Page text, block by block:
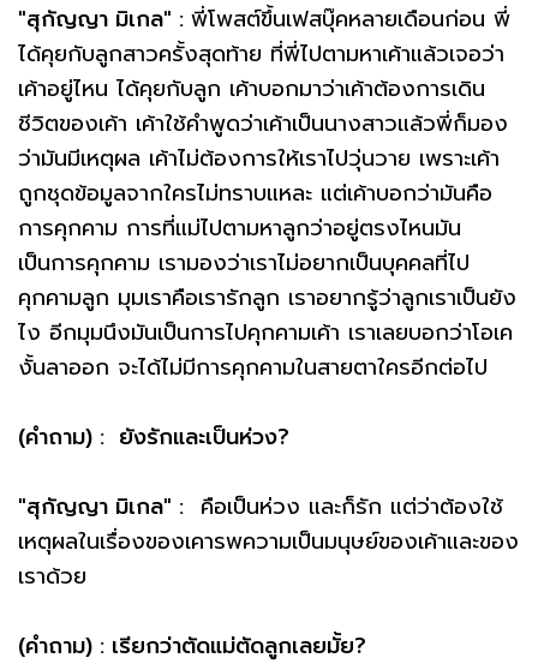
"สุกัญญา มิเกล" : พี่โพสต์ขึ้นเฟสบุ๊คหลายเดือนก่อน พี่
ได้คุยกับลูกสาวครั้งสุดท้าย ที่พี่ไปตามหาเค้าแล้วเจอว่า
เค้าอยู่ไหน ได้คุยกับลูก เค้าบอกมาว่าเค้าต้องการเดิน
ชีวิตของเค้า เค้าใช้คำพูดว่าเค้าเป็นนางสาวแล้วพี่ก็มอง
ว่ามันมีเหตุผล เค้าไม่ต้องการให้เราไปวุ่นวาย เพราะเค้า
ถูกชุดข้อมูลจากใครไม่ทราบแหละ แต่เค้าบอกว่ามันคือ
การคุกคาม การที่แม่ไปตามหาลูกว่าอยู่ตรงไหนมัน
เป็นการคุกคาม เรามองว่าเราไม่อยากเป็นบุคคลที่ไป
คุกคามลูก มุมเราคือเรารักลูก เราอยากรู้ว่าลูกเราเป็นยัง
ไง อีกมุมนึงมันเป็นการไปคุกคามเค้า เราเลยบอกว่าโอเค
งั้นลาออก จะได้ไม่มีการคุกคามในสายตาใครอีกต่อไป
(คำถาม) : ยังรักและเป็นห่วง?
"สุกัญญา มิเกล" : คือเป็นห่วง และก็รัก แต่ว่าต้องใช้
เหตุผลในเรื่องของเคารพความเป็นมนุษย์ของเค้าและของ
เราด้วย
(คำถาม) : เรียกว่าตัดแม่ตัดลูกเลยมั้ย?